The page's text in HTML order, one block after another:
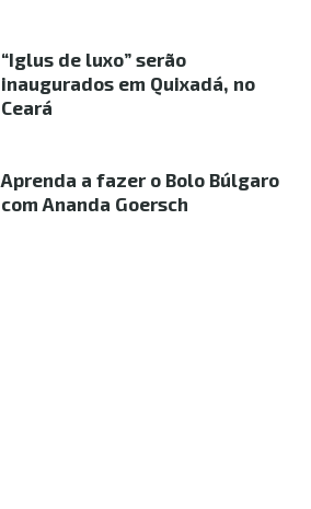
“Iglus de luxo” serão
inaugurados em Quixadá, no
Ceará
Aprenda a fazer o Bolo Búlgaro
com Ananda Goersch